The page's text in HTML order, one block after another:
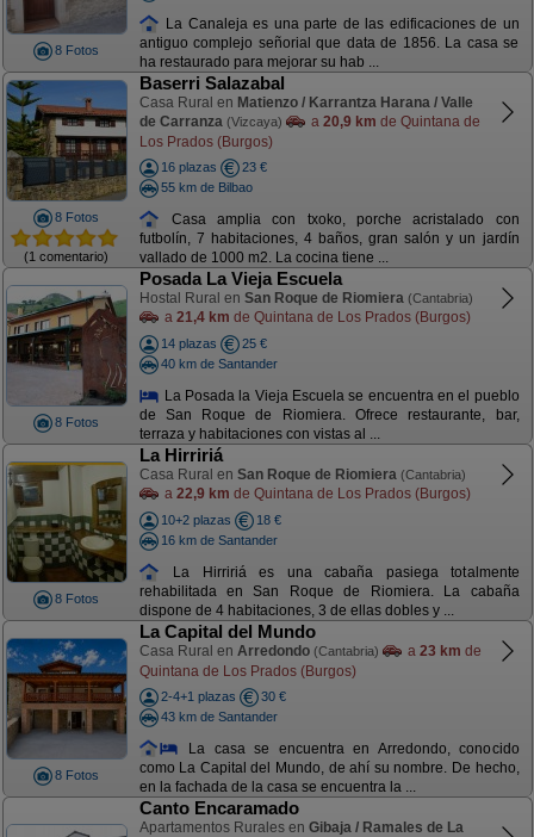
8 Fotos
La Canaleja es una parte de las edificaciones de un
antiguo complejo señorial que data de 1856. La casa se
ha restaurado para mejorar su hab ...
8 Fotos
(1 comentario)
Baserri Salazabal
Casa Rural en Matienzo / Karrantza Harana / Valle
de Carranza (Vizcaya) a 20,9 km de Quintana de
Los Prados (Burgos)
16 plazas
23 €
55 km de Bilbao
Casa amplia con txoko, porche acristalado con
futbolín, 7 habitaciones, 4 baños, gran salón y un jardín
vallado de 1000 m2. La cocina tiene ...
8 Fotos
Posada La Vieja Escuela
Hostal Rural en San Roque de Riomiera (Cantabria)
a 21,4 km de Quintana de Los Prados (Burgos)
14 plazas
25 €
40 km de Santander
La Posada la Vieja Escuela se encuentra en el pueblo
de San Roque de Riomiera. Ofrece restaurante, bar,
terraza y habitaciones con vistas al ...
8 Fotos
La Hirririá
Casa Rural en San Roque de Riomiera (Cantabria)
a 22,9 km de Quintana de Los Prados (Burgos)
10+2 plazas
18 €
16 km de Santander
La Hirririá es una cabaña pasiega totalmente
rehabilitada en San Roque de Riomiera. La cabaña
dispone de 4 habitaciones, 3 de ellas dobles y ...
8 Fotos
La Capital del Mundo
Casa Rural en Arredondo (Cantabria) a 23 km de
Quintana de Los Prados (Burgos)
2-4+1 plazas
30 €
43 km de Santander
La casa se encuentra en Arredondo, conocido
como La Capital del Mundo, de ahí su nombre. De hecho,
en la fachada de la casa se encuentra la ...
Canto Encaramado
Apartamentos Rurales en Gibaja / Ramales de La